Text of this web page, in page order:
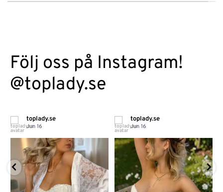
Följ oss på Instagram!
@toplady.se
toplady.se
Jun 16
toplady.se
Jun 16